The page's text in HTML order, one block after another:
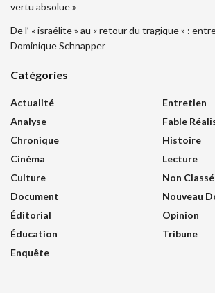
vertu absolue »
De l’ « israélite » au « retour du tragique » :
Dominique Schnapper
Catégories
Actualité
Analyse
Chronique
Cinéma
Culture
Document
Éditorial
Éducation
Enquête
Entretien
Fable
Histoire
Lecture
Non Classé
Nouveau
Opinion
Tribune